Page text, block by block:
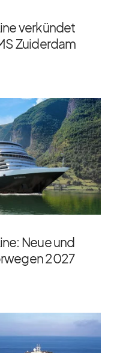
verkündet
Zuiderdam
Neue und
2027